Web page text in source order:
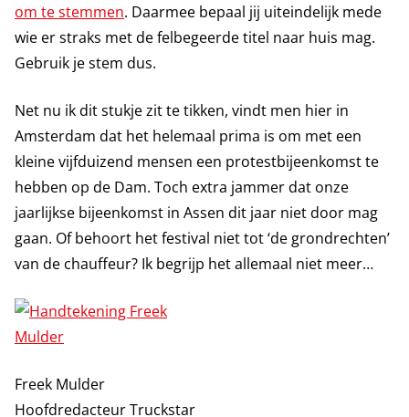
om te stemmen. Daarmee bepaal jij uiteindelijk mede
wie er straks met de felbegeerde titel naar huis mag.
Gebruik je stem dus.
Net nu ik dit stukje zit te tikken, vindt men hier in
Amsterdam dat het helemaal prima is om met een
kleine vijfduizend mensen een protestbijeenkomst te
hebben op de Dam. Toch extra jammer dat onze
jaarlijkse bijeenkomst in Assen dit jaar niet door mag
gaan. Of behoort het festival niet tot ‘de grondrechten’
van de chauffeur? Ik begrijp het allemaal niet meer…
Freek Mulder
Hoofdredacteur Truckstar